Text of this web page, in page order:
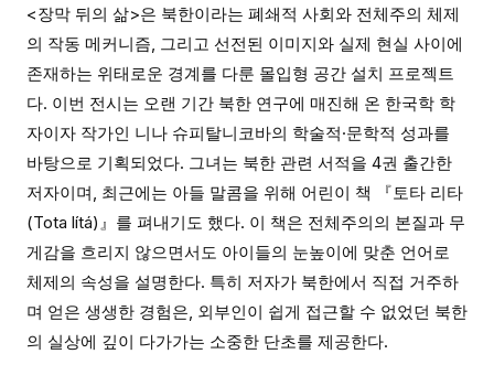
<장막 뒤의 삶>은 북한이라는 폐쇄적 사회와 전체주의 체제
의 작동 메커니즘, 그리고 선전된 이미지와 실제 현실 사이에
존재하는 위태로운 경계를 다룬 몰입형 공간 설치 프로젝트
다. 이번 전시는 오랜 기간 북한 연구에 매진해 온 한국학 학
자이자 작가인 니나 슈피탈니코바의 학술적·문학적 성과를
바탕으로 기획되었다. 그녀는 북한 관련 서적을 4권 출간한
저자이며, 최근에는 아들 말콤을 위해 어린이 책 『토타 리타
(Tota lítá)』를 펴내기도 했다. 이 책은 전체주의의 본질과 무
게감을 흐리지 않으면서도 아이들의 눈높이에 맞춘 언어로
체제의 속성을 설명한다. 특히 저자가 북한에서 직접 거주하
며 얻은 생생한 경험은, 외부인이 쉽게 접근할 수 없었던 북한
의 실상에 깊이 다가가는 소중한 단초를 제공한다.